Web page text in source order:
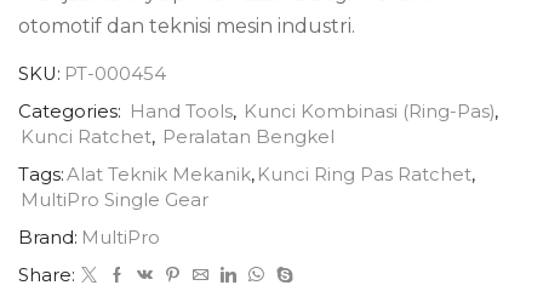
otomotif dan teknisi mesin industri.
SKU: PT-000454
Categories: Hand Tools, Kunci Kombinasi (Ring-Pas),
Kunci Ratchet, Peralatan Bengkel
Tags:Alat Teknik Mekanik, Kunci Ring Pas Ratchet,
MultiPro Single Gear
Brand: MultiPro
Share: